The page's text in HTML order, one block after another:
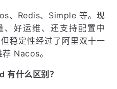
、Redis、Simple 等。现
、好运维、还支持配置中
稳定性经过了阿里双十一
Nacos。
什么区别？